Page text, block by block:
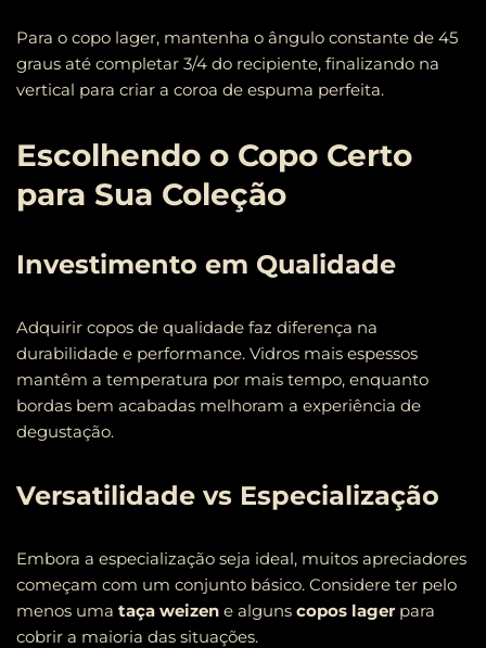
Para o copo lager, mantenha o ângulo constante de 45
graus até completar 3/4 do recipiente, finalizando na
vertical para criar a coroa de espuma perfeita.
Escolhendo o Copo Certo
para Sua Coleção
Investimento em Qualidade
Adquirir copos de qualidade faz diferença na
durabilidade e performance. Vidros mais espessos
mantêm a temperatura por mais tempo, enquanto
bordas bem acabadas melhoram a experiência de
degustação.
Versatilidade vs Especialização
Embora a especialização seja ideal, muitos apreciadores
começam com um conjunto básico. Considere ter pelo
menos uma taça weizen e alguns copos lager para
cobrir a maioria das situações.